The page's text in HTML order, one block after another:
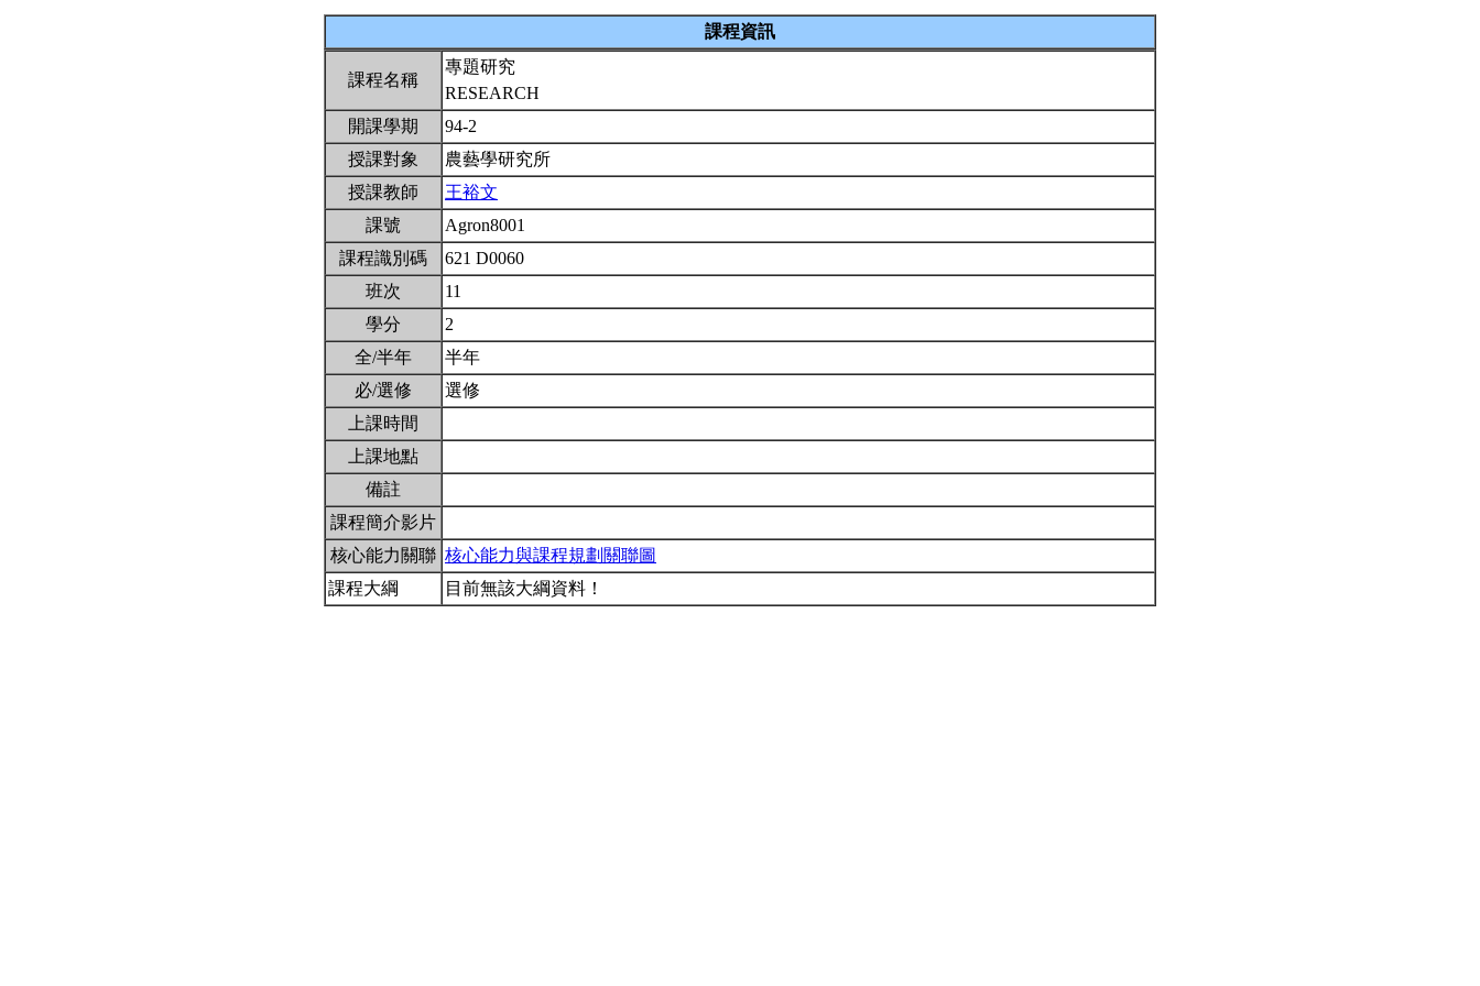
課程資訊
課程名稱
專題研究
RESEARCH
開課學期
94-2
授課對象
農藝學研究所
授課教師
王裕文
課號
Agron8001
課程識別碼
621 D0060
班次
11
學分
2
全/半年
半年
必/選修
選修
上課時間
上課地點
備註
課程簡介影片
核心能力關聯 核心能力與課程規劃關聯圖
課程大綱
目前無該大綱資料！